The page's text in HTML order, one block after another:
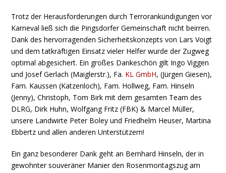
Trotz der Herausforderungen durch Terrorankündigungen vor
Karneval ließ sich die Pingsdorfer Gemeinschaft nicht beirren.
Dank des hervorragenden Sicherheitskonzepts von Lars Voigt
und dem tatkräftigen Einsatz vieler Helfer wurde der Zugweg
optimal abgesichert. Ein großes Dankeschön gilt Ingo Viggen
und Josef Gerlach (Maiglerstr.), Fa. KL GmbH, (Jürgen Giesen),
Fam. Kaussen (Katzenloch), Fam. Hollweg, Fam. Hinseln
(Jenny), Christoph, Tom Birk mit dem gesamten Team des
DLRG, Dirk Huhn, Wolfgang Fritz (FBK) & Marcel Müller,
unsere Landwirte Peter Boley und Friedhelm Heuser, Martina
Ebbertz und allen anderen Unterstützern!
Ein ganz besonderer Dank geht an Bernhard Hinseln, der in
gewohnter souveräner Manier den Rosenmontagszug am